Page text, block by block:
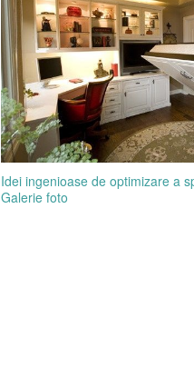
Idei ingenioase de optimizare a
Galerie foto